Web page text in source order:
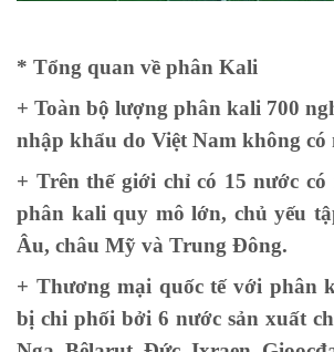
* Tổng quan về phân Kali
+ Toàn bộ lượng phân kali 700
nhập khẩu do Việt Nam không có
+ Trên thế giới chỉ có 15 nước
phân kali quy mô lớn, chủ yếu
Âu, châu Mỹ và Trung Đông.
+ Thương mại quốc tế với phân
bị chi phối bởi 6 nước sản xuất